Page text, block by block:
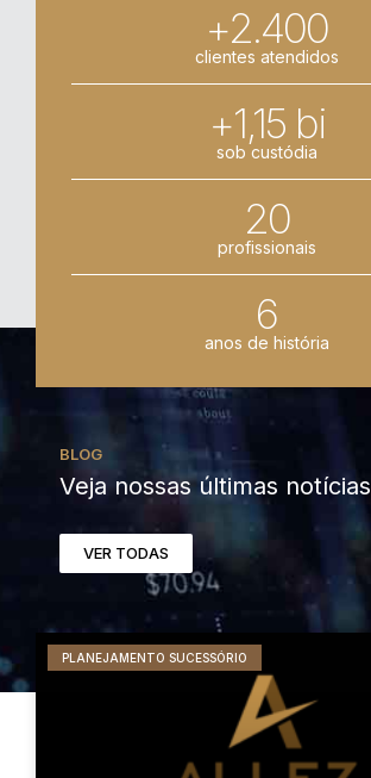
+2.400
clientes atendidos
+1,15 bi
sob custódia
20
profissionais
6
anos de história
BLOG
Veja nossas últimas notícias
VER TODAS
PLANEJAMENTO SUCESSÓRIO